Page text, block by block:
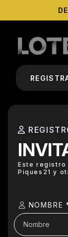
Este registro
Piques21 y
NOMBRE